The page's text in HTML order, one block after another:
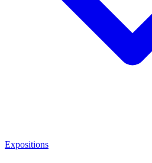
Expositions